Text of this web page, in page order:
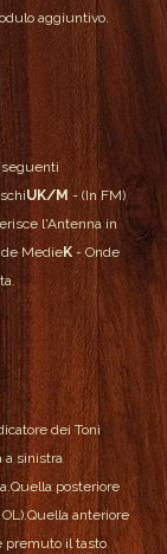
aggiuntivo.
seguenti
UK/M - (In FM)
l'Antenna in
MedieK- Onde
dei Toni
a sinistra
Quella posteriore
Quella anteriore
premuto il tasto